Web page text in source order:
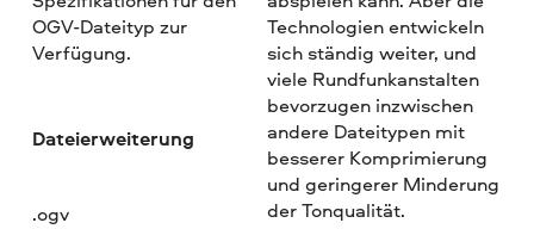
OGV-Dateityp zur
Verfügung.
Dateierweiterung
.ogv
Technologien entwickeln
sich ständig weiter, und
viele Rundfunkanstalten
bevorzugen inzwischen
andere Dateitypen mit
besserer Komprimierung
und geringerer Minderung
der Tonqualität.